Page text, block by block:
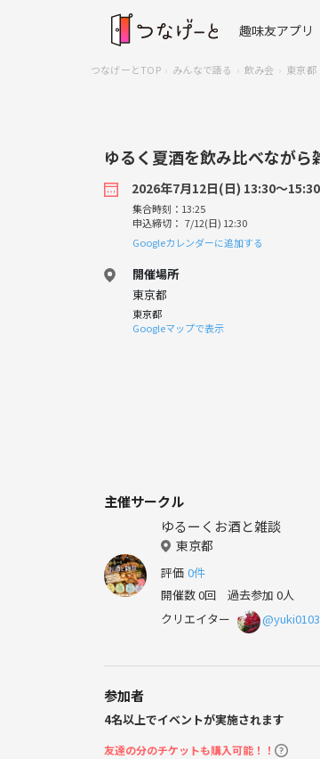
趣味友アプリ
つなげーとTOP みんなで語る 飲み会 東京都
ゆるく夏酒を飲み比べながら
2026年7月12日(日) 13:30〜15:30
集合時刻：13:25
申込締切： 7/12(日) 12:30
Googleカレンダーに追加する
開催場所
東京都
東京都
Googleマップで表示
主催サークル
ゆるーくお酒と雑談
東京都
評価 0件
開催数 0回 過去参加 0人
クリエイター
参加者
4名以上でイベントが実施されます
友達の分のチケットも購入可能！！